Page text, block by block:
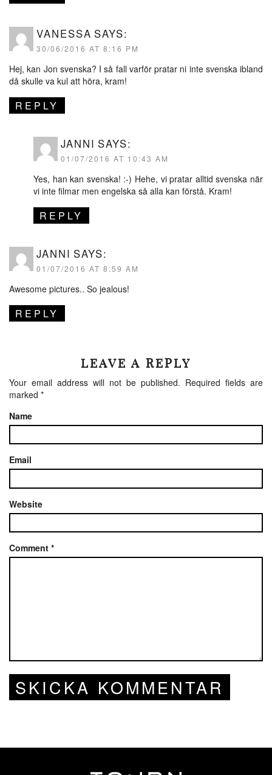
VANESSA SAYS:
30/06/2016 AT 8:16 PM
Hej, kan Jon svenska? I så fall varför pratar ni inte svenska ibland
då skulle va kul att höra, kram!
REPLY
JANNI SAYS:
01/07/2016 AT 10:43 AM
Yes, han kan svenska! :-) Hehe, vi pratar alltid svenska när
vi inte filmar men engelska så alla kan förstå. Kram!
REPLY
JANNI SAYS:
01/07/2016 AT 8:59 AM
Awesome pictures.. So jealous!
REPLY
LEAVE A REPLY
Your email address will not be published. Required fields are
marked *
Name
Email
Website
Comment *
SKICKA KOMMENTAR